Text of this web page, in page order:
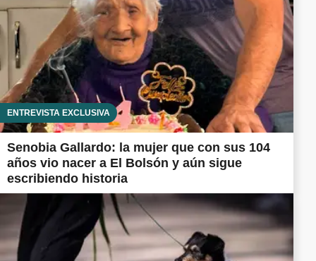
ENTREVISTA EXCLUSIVA
Senobia Gallardo: la mujer que con sus 104
años vio nacer a El Bolsón y aún sigue
escribiendo historia